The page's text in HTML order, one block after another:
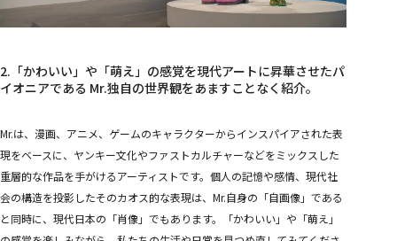
2.「かわいい」や「萌え」の感覚を現代アートに昇華させたパ
イオニアである Mr.独自の世界観をあますことなく紹介。
Mr.は、漫画、アニメ、ゲームのキャラクターからインスパイアされた表
現をベースに、ヤンキー文化やファストカルチャーなどをミックスした
重層的な作品を手がけるアーティストです。個人の記憶や感情、現代社
会の構造を投影したそのカオス的な表現は、Mr.自身の「自画像」である
と同時に、現代日本の「肖像」でもあります。「かわいい」や「萌え」